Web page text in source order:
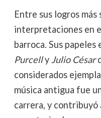
Entre sus logros
interpretaciones en
barroca. Sus papeles
Purcelly Julio César
considerados
música antigua fue
carrera, y